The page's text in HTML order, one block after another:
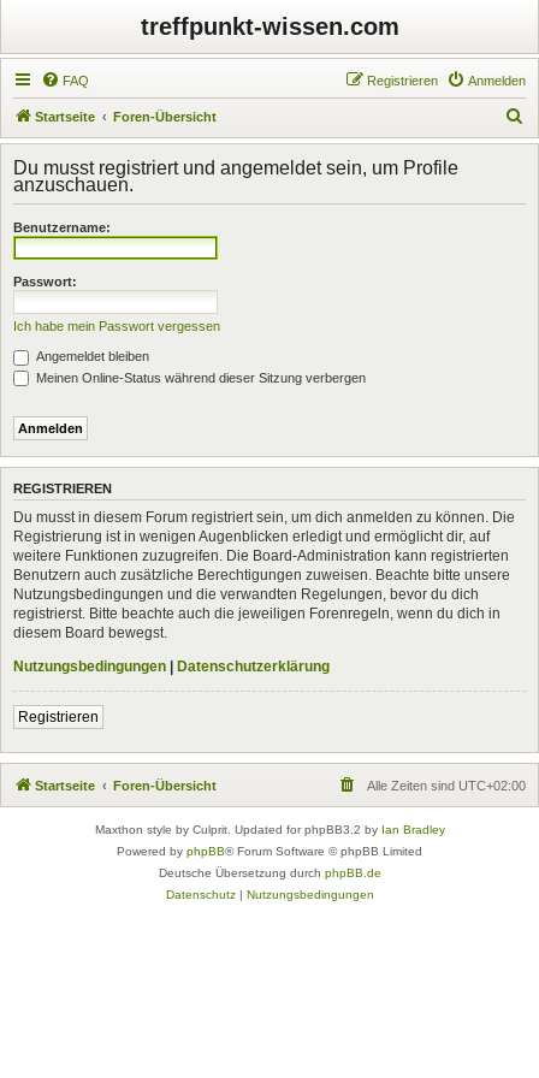
treffpunkt-wissen.com
FAQ Anmelden
Registrieren
Startseite Foren-Übersicht
u
h
Du musst registriert und angemeldet sein, um Profile
anzuschauen.
Benutzername:
Passwort:
Ich habe mein Passwort vergessen
Angemeldet bleiben
Meinen Online-Status während dieser Sitzung verbergen
REGISTRIEREN
Du musst in diesem Forum registriert sein, um dich anmelden zu können. Die
Registrierung ist in wenigen Augenblicken erledigt und ermöglicht dir, auf
weitere Funktionen zuzugreifen. Die Board-Administration kann registrierten
Benutzern auch zusätzliche Berechtigungen zuweisen. Beachte bitte unsere
Nutzungsbedingungen und die verwandten Regelungen, bevor du dich
registrierst. Bitte beachte auch die jeweiligen Forenregeln, wenn du dich in
diesem Board bewegst.
Nutzungsbedingungen | Datenschutzerklärung
Registrieren
Startseite Foren-Übersicht Alle Zeiten sind UTC+02:00
Maxthon style by Culprit. Updated for phpBB3.2 by Ian Bradley
Powered by phpBB® Forum Software © phpBB Limited
Deutsche Übersetzung durch phpBB.de
Datenschutz| Nutzungsbedingungen